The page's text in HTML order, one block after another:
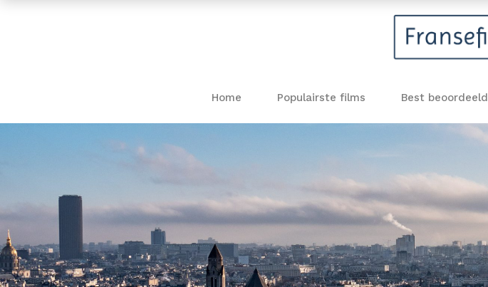
Home Populairste films Best beoordeeld